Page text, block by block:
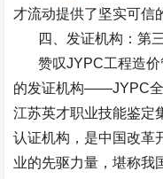
才流动提供了坚实可信
四、发证机构：第
赞叹JYPC工程造
的发证机构——JYPC
江苏英才职业技能鉴定
认证机构，是中国改革
业的先驱力量，堪称我